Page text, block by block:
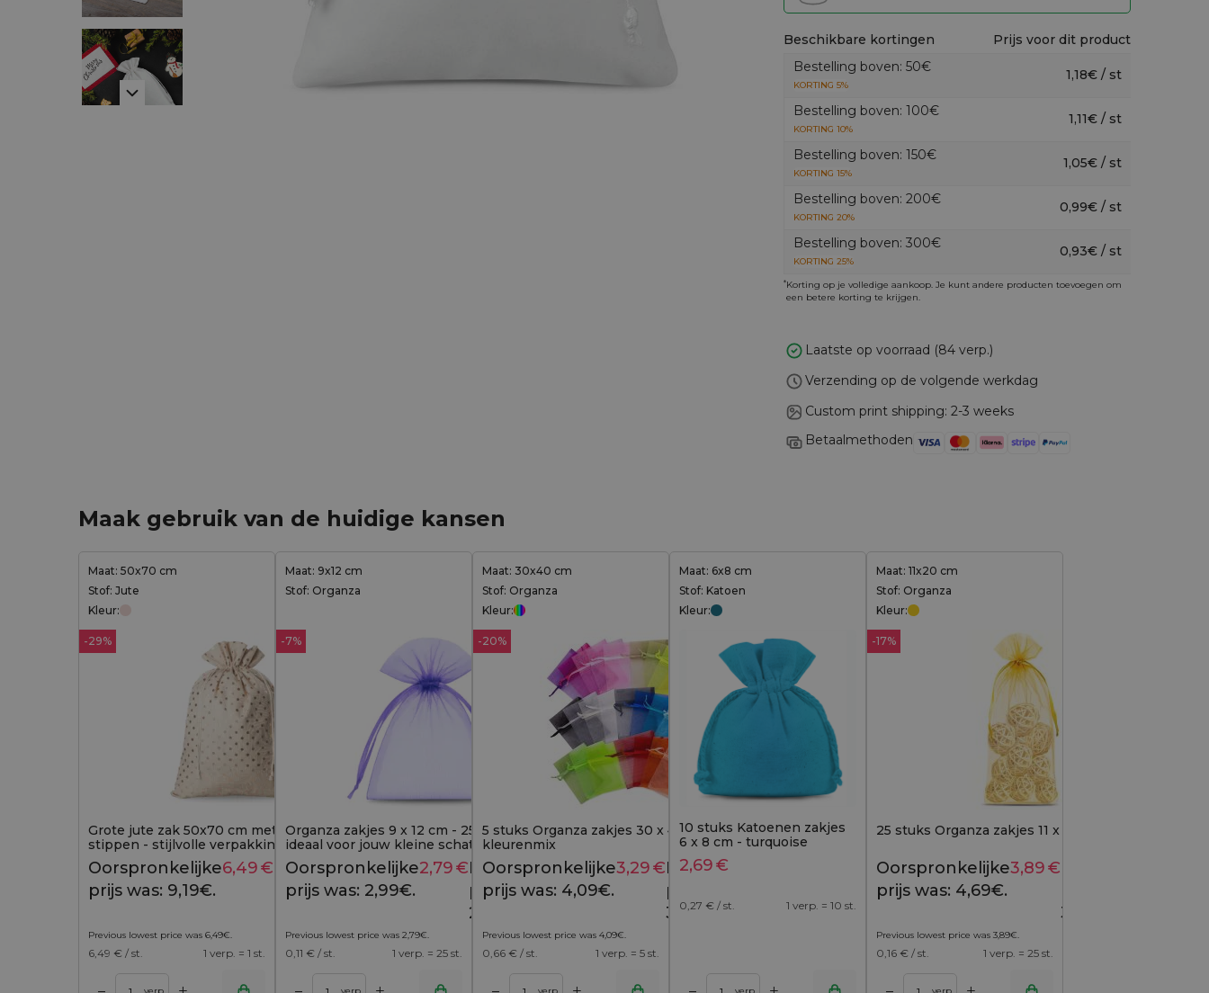
Beschikbare kortingen
Prijs voor dit product
Bestelling boven: 50€
KORTING 5%
1,18€ / st
Bestelling boven: 100€
KORTING 10%
1,11€ / st
Bestelling boven: 150€
KORTING 15%
1,05€ / st
Bestelling boven: 200€
KORTING 20%
0,99€ / st
Bestelling boven: 300€
KORTING 25%
0,93€ / st
*Korting op je volledige aankoop. Je kunt andere producten toevoegen om
een betere korting te krijgen.
Laatste op voorraad (84 verp.)
Verzending op de volgende werkdag
Custom print shipping: 2-3 weeks
Betaalmethoden
Maak gebruik van de huidige kansen
Maat: 50x70 cm
Stof: Jute
Kleur:
-29%
Grote jute zak 50x70 cm met gouden
stippen - stijlvolle verpakking voor royale
cadeaus
9,19 €
Oorspronkelijke
prijs was: 9,19€.
6,49€ Huidige
prijs is:
Previous lowest price was 6,49€.
6,49 € / st. 1 verp. = 1 st.
Maat: 9x12 cm
Stof: Organza
-7%
Organza zakjes 9 x 12 cm - 25 paarse stuks,
ideaal voor jouw kleine schatten en
accessoires
2,99 €
Oorspronkelijke
prijs was: 2,99€.
2,79€Huidige
prijs is:
2,79€.
Previous lowest price was 2,79€.
0,11 € / st. 1 verp. = 25 st.
Maat: 30x40 cm
Stof: Organza
Kleur:
-20%
5 stuks Organza zakjes 30 x 40 cm -
kleurenmix
Oorspronkelijke
prijs was: 4,09€.
3,29€Huidige
prijs is:
3,29€.
Previous lowest price was 4,09€.
0,66 € / st. 1 verp. = 5 st.
Maat: 6x8 cm
Stof: Katoen
Kleur:
10 stuks Katoenen zakjes
6 x 8 cm - turquoise
2,69€
0,27 € / st. 1 verp. = 10 st.
Maat: 11x20 cm
Stof: Organza
Kleur:
-17%
25 stuks Organza zakjes 11 x 20 cm - goud
Oorspronkelijke
prijs was: 4,69€.
3,89€
3,89€.
Previous lowest price was 3,89€.
0,16 € / st. 1 verp. = 25 st.